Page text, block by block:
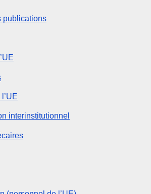
publications
interinstitutionnel